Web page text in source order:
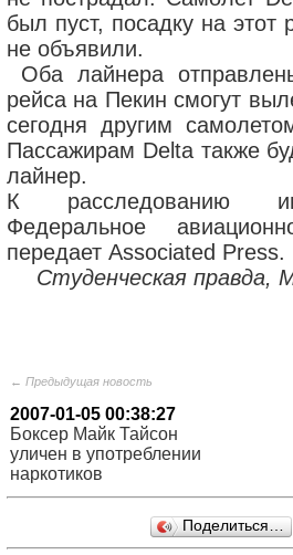
был пуст, посадку на
не объявили.
Оба лайнера
рейса на Пекин смогут
сегодня другим
Пассажирам Delta также
лайнер.
К расследованию
Федеральное
передает Associated Press.
Студенческая правда,
← Предыдущая новость
2007-01-05 00:38:27
Боксер Майк Тайсон
уличен в употреблении
наркотиков
Поделиться…